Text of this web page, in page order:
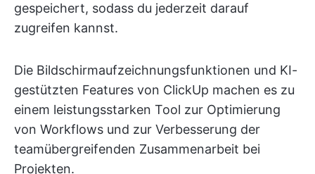
gespeichert, sodass du jederzeit darauf
zugreifen kannst.
Die Bildschirmaufzeichnungsfunktionen und KI-
gestützten Features von ClickUp machen es zu
einem leistungsstarken Tool zur Optimierung
von Workflows und zur Verbesserung der
teamübergreifenden Zusammenarbeit bei
Projekten.